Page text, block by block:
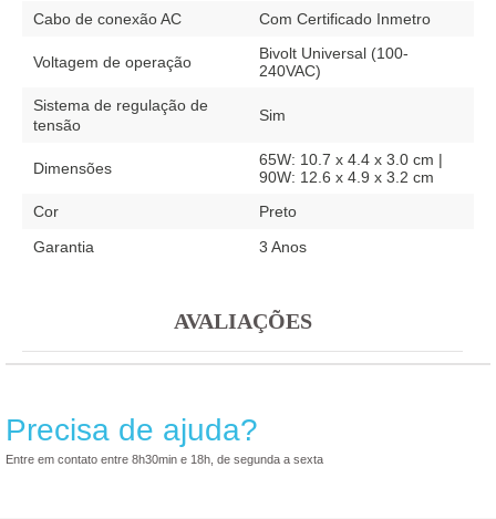
Cabo de conexão AC
Com Certificado Inmetro
Voltagem de operação
Bivolt Universal (100-
240VAC)
Sistema de regulação de
tensão
Sim
Dimensões
65W: 10.7 x 4.4 x 3.0 cm |
90W: 12.6 x 4.9 x 3.2 cm
Cor
Preto
Garantia
3 Anos
AVALIAÇÕES
Precisa de ajuda?
Entre em contato entre 8h30min e 18h, de segunda a sexta